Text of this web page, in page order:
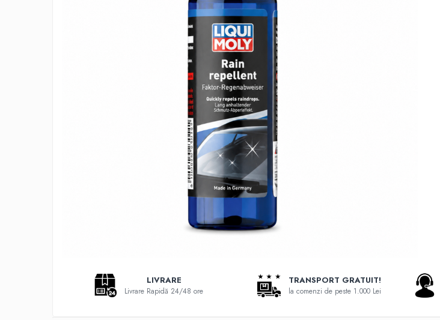
LIVRARE
Livrare Rapidă 24/48 ore
TRANSPORT GRATUIT!
la comenzi de peste 1.000 Lei